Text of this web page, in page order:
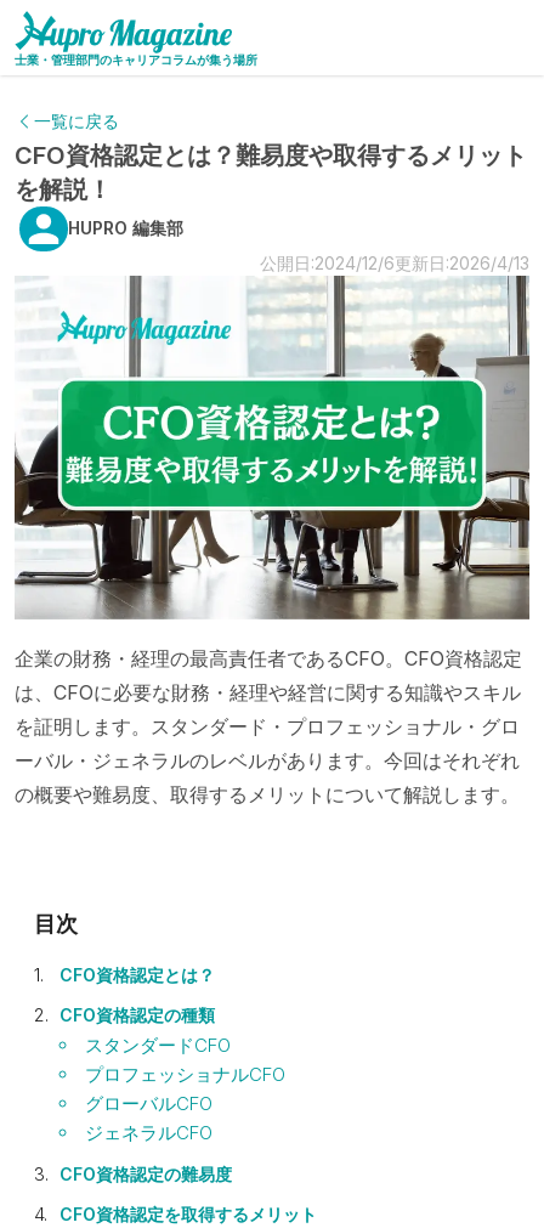
士業・管理部門のキャリアコラムが集う場所
一覧に戻る
CFO資格認定とは？難易度や取得するメリット
を解説！
HUPRO 編集部
公開日:2024/12/6更新日:2026/4/13
企業の財務・経理の最高責任者であるCFO。CFO資格認定
は、CFOに必要な財務・経理や経営に関する知識やスキル
を証明します。スタンダード・プロフェッショナル・グロ
ーバル・ジェネラルのレベルがあります。今回はそれぞれ
の概要や難易度、取得するメリットについて解説します。
CFO資格認定とは？
CFO資格認定の種類
スタンダードCFO
プロフェッショナルCFO
グローバルCFO
ジェネラルCFO
CFO資格認定の難易度
CFO資格認定を取得するメリット